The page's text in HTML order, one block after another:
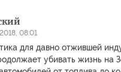
08:01
для давно отжившей
убивать жизнь на